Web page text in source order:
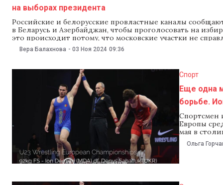
на выборах президента
Российские и белорусские провластные каналы
в Беларусь и Азербайджан, чтобы проголосовать на
это происходит потому, что московские участки не
информационное агентство Белта сообщило утром 3
Вера Балахнова - 03 Ноя 2024 09:36
Спорт
Еще одна
борьбе.
Спортсмен
Европы
мая в
на этом
мая,
Ольга